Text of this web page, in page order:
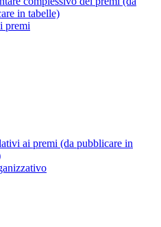
in tabelle)
premi
ai premi (da pubblicare in